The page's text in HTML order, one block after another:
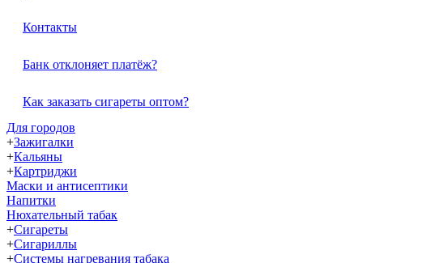
Контакты
Банк отклоняет платёж?
Как заказать сигареты оптом?
Для городов
+Зажигалки
+Кальяны
+Картриджи
Маски и антисептики
Напитки
Нюхательный табак
+Сигареты
+Сигариллы
+Системы нагревания табака